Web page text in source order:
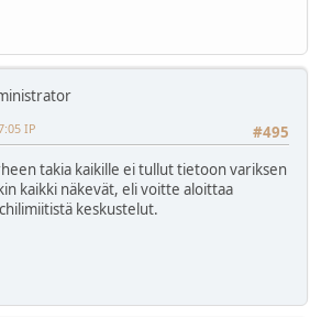
#495
IP
takia kaikille ei tullut tietoon variksen
kaikki näkevät, eli voitte aloittaa
keskustelut.